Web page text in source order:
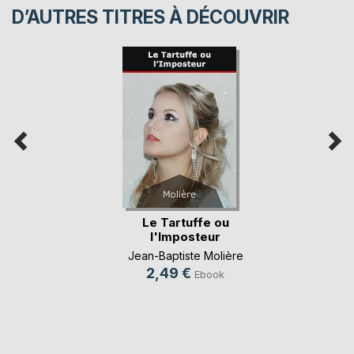
D’AUTRES TITRES À DÉCOUVRIR
Le Tartuffe ou
l'Imposteur
Jean-Baptiste Molière
2,49 € Ebook